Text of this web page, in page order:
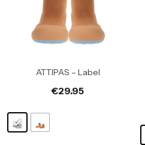
ATTIPAS – Label
€29.95